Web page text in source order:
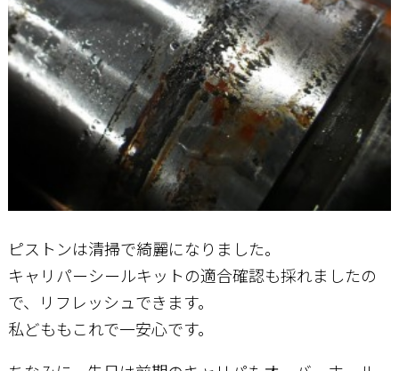
ピストンは清掃で綺麗になりました。
キャリパーシールキットの適合確認も採れましたの
で、リフレッシュできます。
私どももこれで一安心です。